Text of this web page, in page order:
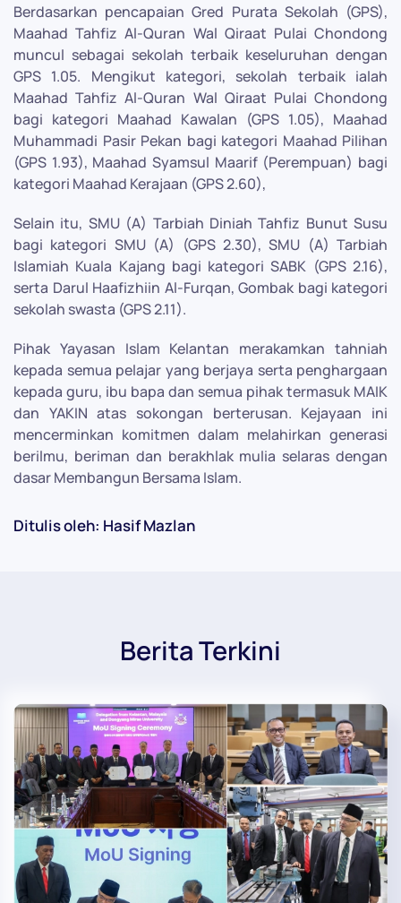
Berdasarkan pencapaian Gred Purata Sekolah (GPS),
Maahad Tahfiz Al-Quran Wal Qiraat Pulai Chondong
muncul sebagai sekolah terbaik keseluruhan dengan
GPS 1.05. Mengikut kategori, sekolah terbaik ialah
Maahad Tahfiz Al-Quran Wal Qiraat Pulai Chondong
bagi kategori Maahad Kawalan (GPS 1.05), Maahad
Muhammadi Pasir Pekan bagi kategori Maahad Pilihan
(GPS 1.93), Maahad Syamsul Maarif (Perempuan) bagi
kategori Maahad Kerajaan (GPS 2.60),
Selain itu, SMU (A) Tarbiah Diniah Tahfiz Bunut Susu
bagi kategori SMU (A) (GPS 2.30), SMU (A) Tarbiah
Islamiah Kuala Kajang bagi kategori SABK (GPS 2.16),
serta Darul Haafizhiin Al-Furqan, Gombak bagi kategori
sekolah swasta (GPS 2.11).
Pihak Yayasan Islam Kelantan merakamkan tahniah
kepada semua pelajar yang berjaya serta penghargaan
kepada guru, ibu bapa dan semua pihak termasuk MAIK
dan YAKIN atas sokongan berterusan. Kejayaan ini
mencerminkan komitmen dalam melahirkan generasi
berilmu, beriman dan berakhlak mulia selaras dengan
dasar Membangun Bersama Islam.
Ditulis oleh: Hasif Mazlan
Berita Terkini